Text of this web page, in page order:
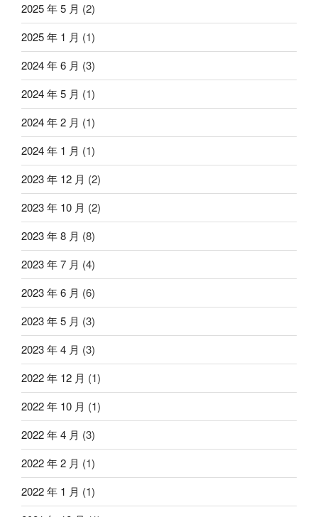
2025 年 5 月 (2)
2025 年 1 月 (1)
2024 年 6 月 (3)
2024 年 5 月 (1)
2024 年 2 月 (1)
2024 年 1 月 (1)
2023 年 12 月 (2)
2023 年 10 月 (2)
2023 年 8 月 (8)
2023 年 7 月 (4)
2023 年 6 月 (6)
2023 年 5 月 (3)
2023 年 4 月 (3)
2022 年 12 月 (1)
2022 年 10 月 (1)
2022 年 4 月 (3)
2022 年 2 月 (1)
2022 年 1 月 (1)